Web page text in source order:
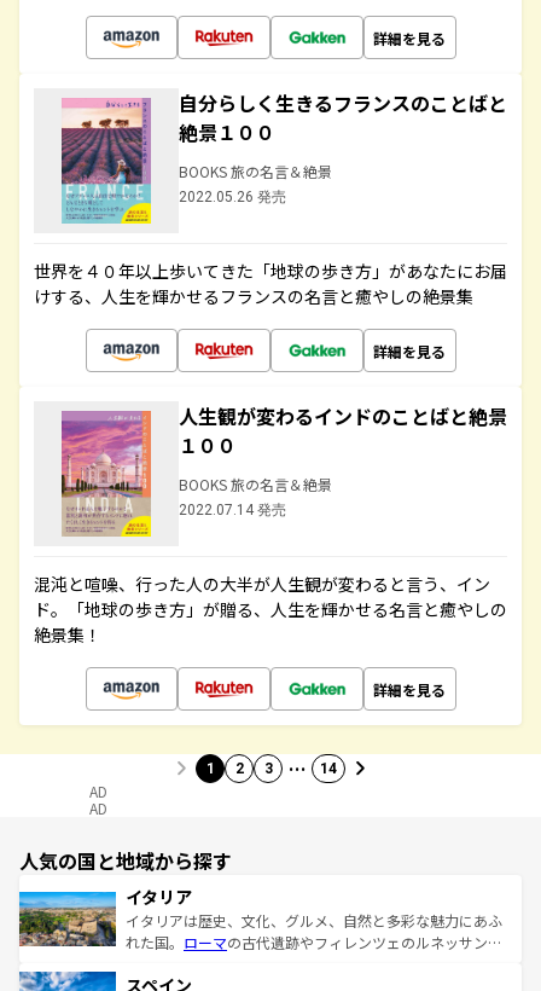
詳細を見る
自分らしく生きるフランスのことばと
絶景１００
BOOKS 旅の名言＆絶景
2022.05.26 発売
世界を４０年以上歩いてきた「地球の歩き方」があなたにお届
けする、人生を輝かせるフランスの名言と癒やしの絶景集
詳細を見る
人生観が変わるインドのことばと絶景
１００
BOOKS 旅の名言＆絶景
2022.07.14 発売
混沌と喧噪、行った人の大半が人生観が変わると言う、イン
ド。「地球の歩き方」が贈る、人生を輝かせる名言と癒やしの
絶景集！
詳細を見る
1 2 3 … 14
AD
AD
人気の国と地域から探す
イタリア
イタリアは歴史、文化、グルメ、自然と多彩な魅力にあふ
れた国。 ローマの古代遺跡やフィレンツェのルネッサンス
ろん、トスカーナの美しい田園風景やアマルフィ海岸の絶
スペイン